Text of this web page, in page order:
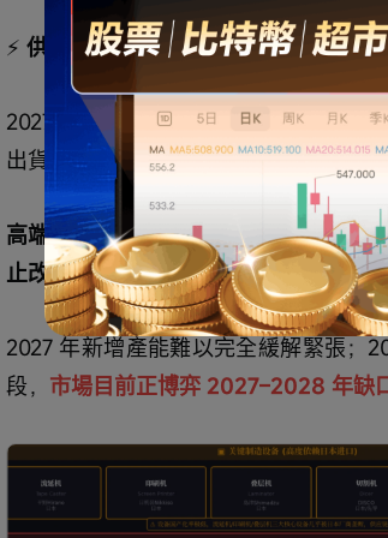
⚡ 供需平衡展望：
2027 年末三大 OEM 廠 MLCC AI 總
出貨測算
258 億顆／月，缺口約
高端產能擠兌已導致通用規格缺貨並引
止改線，等待擴產落地。
2027 年新增產能難以完全緩解緊張；
段， 市場目前正博弈 2027–2028 年缺